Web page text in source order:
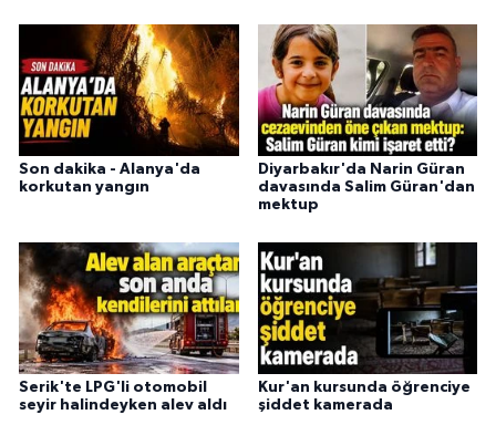
Son dakika - Alanya'da
korkutan yangın
Diyarbakır'da Narin Güran
davasında Salim Güran'dan
mektup
Serik'te LPG'li otomobil
seyir halindeyken alev aldı
Kur'an kursunda öğrenciye
şiddet kamerada